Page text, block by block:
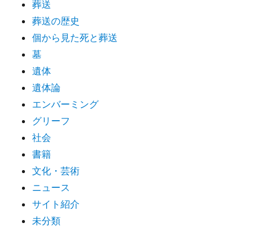
葬送
葬送の歴史
個から見た死と葬送
墓
遺体
遺体論
エンバーミング
グリーフ
社会
書籍
文化・芸術
ニュース
サイト紹介
未分類